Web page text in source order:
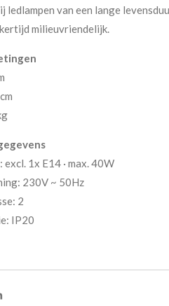
ledlampen van een lange
milieuvriendelijk.
1x E14 · max. 40W
230V ~ 50Hz
2
IP20